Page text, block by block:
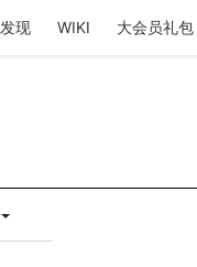
发现 WIKI 大会员礼包